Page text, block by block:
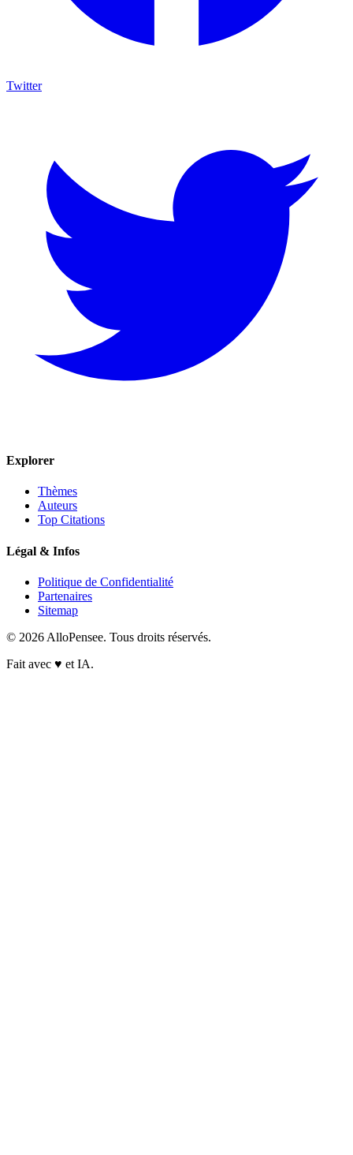
Twitter
Explorer
Thèmes
Auteurs
Top Citations
Légal & Infos
Politique de Confidentialité
Partenaires
Sitemap
© 2026 AlloPensee. Tous droits réservés.
Fait avec ♥ et IA.